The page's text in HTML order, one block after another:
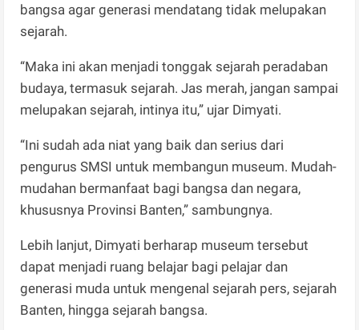
bangsa agar generasi mendatang tidak melupakan
sejarah.
“Maka ini akan menjadi tonggak sejarah peradaban
budaya, termasuk sejarah. Jas merah, jangan sampai
melupakan sejarah, intinya itu,” ujar Dimyati.
“Ini sudah ada niat yang baik dan serius dari
pengurus SMSI untuk membangun museum. Mudah-
mudahan bermanfaat bagi bangsa dan negara,
khususnya Provinsi Banten,” sambungnya.
Lebih lanjut, Dimyati berharap museum tersebut
dapat menjadi ruang belajar bagi pelajar dan
generasi muda untuk mengenal sejarah pers, sejarah
Banten, hingga sejarah bangsa.